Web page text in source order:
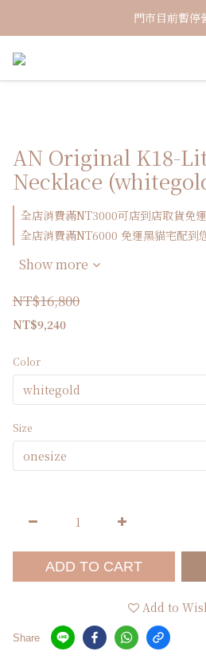
新加入會員！即享有
門市目前暫停
AN Original K18-
Necklace
全店消費滿NT3000可店到店取貨免
全店消費滿NT6000 免運黑貓宅配
Show more
NT$16,800
NT$9,240
Color
Size
ADD TO CART
Add to
Share